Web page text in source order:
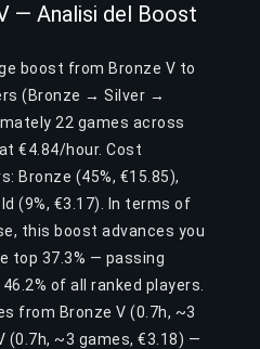
— Analisi del Boost
boost from Bronze V to
(Bronze → Silver →
22 games across
€4.84/hour. Cost
Bronze (45%, €15.85),
(9%, €3.17). In terms of
this boost advances you
top 37.3% — passing
of all ranked players.
from Bronze V (0.7h, ~3
(0.7h, ~3 games, €3.18) —